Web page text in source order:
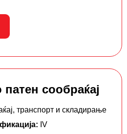
сообраќај
транспорт и складирање
IV